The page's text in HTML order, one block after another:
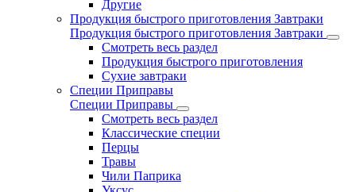
Другие
Продукция быстрого приготовления Завтраки
Продукция быстрого приготовления Завтраки
Смотреть весь раздел
Продукция быстрого приготовления
Сухие завтраки
Специи Приправы
Специи Приправы
Смотреть весь раздел
Классические специи
Перцы
Травы
Чили Паприка